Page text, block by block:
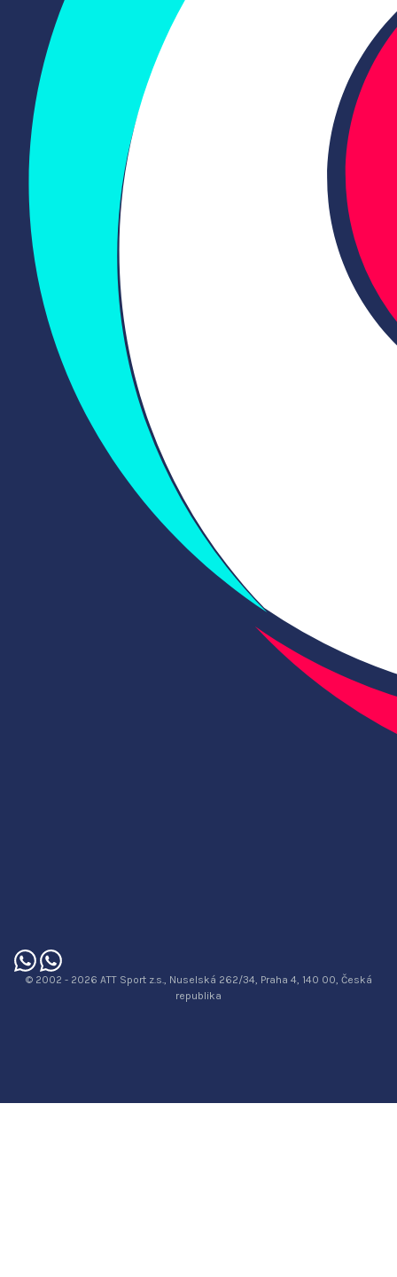
© 2002 - 2026 ATT Sport z.s., Nuselská 262/34, Praha 4, 140 00, Česká
republika